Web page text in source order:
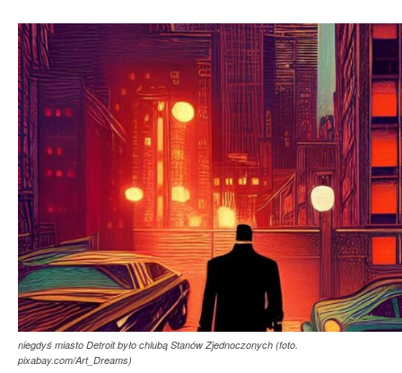
niegdyś miasto Detroit było chlubą Stanów Zjednoczonych (foto.
pixabay.com/Art_Dreams)